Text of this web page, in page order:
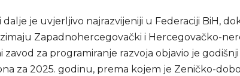
dalje je uvjerljivo najrazvijeniji u Federaciji BiH,
Zapadnohercegovački i Hercegovačko-
zavod za programiranje razvoja objavio je
za 2025. godinu, prema kojem je Zeničko-